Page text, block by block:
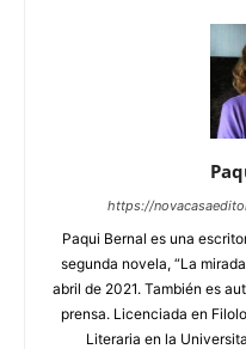
https://
Paqui Bernal es una
segunda novela, “La
abril de 2021. También es
prensa. Licenciada en
Literaria en la